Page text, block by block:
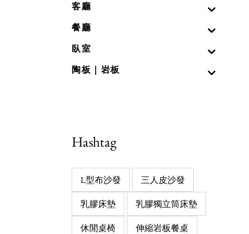
客廳
餐廳
臥室
陶板｜岩板
Hashtag
L型布沙發 三人皮沙發
乳膠床墊 乳膠獨立筒床墊
休閒桌椅 伸縮岩板餐桌